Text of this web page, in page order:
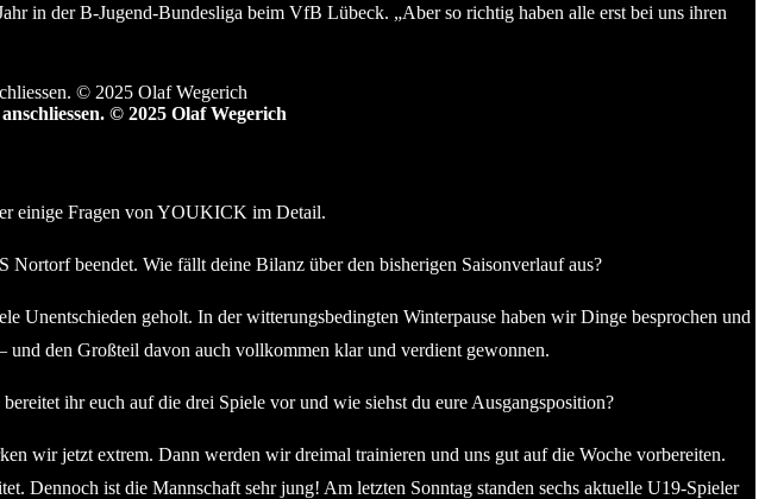
in der B-Jugend-Bundesliga beim VfB Lübeck. „Aber so richtig haben alle erst bei uns ihren
© 2025 Olaf Wegerich
einige Fragen von YOUKICK im Detail.
beendet. Wie fällt deine Bilanz über den bisherigen Saisonverlauf aus?
geholt. In der witterungsbedingten Winterpause haben wir Dinge besprochen und
und den Großteil davon auch vollkommen klar und verdient gewonnen.
ihr euch auf die drei Spiele vor und wie siehst du eure Ausgangsposition?
wir jetzt extrem. Dann werden wir dreimal trainieren und uns gut auf die Woche vorbereiten.
Dennoch ist die Mannschaft sehr jung! Am letzten Sonntag standen sechs aktuelle U19-Spieler